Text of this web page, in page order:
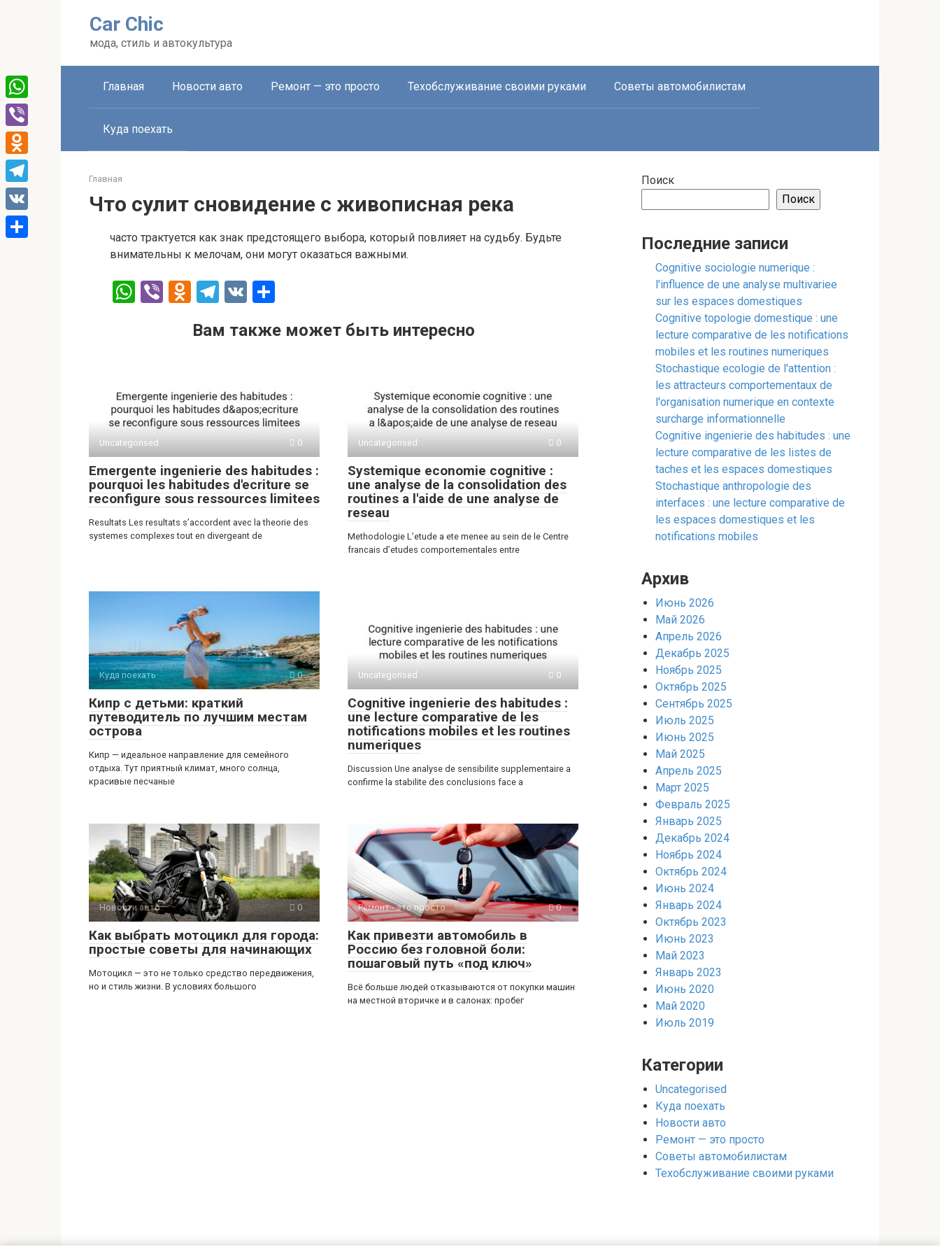
Car Chic
мода, стиль и автокультура
Главная Новости авто Ремонт — это просто Техобслуживание своими руками Советы автомобилистам
Куда поехать
Главная
Что сулит сновидение с живописная река
часто трактуется как знак предстоящего выбора, который повлияет на судьбу. Будьте
внимательны к мелочам, они могут оказаться важными.
W
p
p
Vi O
n
a
ss
ni
ki
T
e
m
V
п
в
и
ть
Вам также может быть интересно
Uncategorised 0
Emergente ingenierie des habitudes :
pourquoi les habitudes d'ecriture se
reconfigure sous ressources limitees
Resultats Les resultats s’accordent avec la theorie des
systemes complexes tout en divergeant de
Uncategorised 0
Systemique economie cognitive :
une analyse de la consolidation des
routines a l'aide de une analyse de
reseau
Methodologie L’etude a ete menee au sein de le Centre
francais d’etudes comportementales entre
Куда поехать 0
Кипр с детьми: краткий
путеводитель по лучшим местам
острова
Кипр — идеальное направление для семейного
отдыха. Тут приятный климат, много солнца,
красивые песчаные
Uncategorised 0
Cognitive ingenierie des habitudes :
une lecture comparative de les
notifications mobiles et les routines
numeriques
Discussion Une analyse de sensibilite supplementaire a
confirme la stabilite des conclusions face a
Новости авто 0
Как выбрать мотоцикл для города:
простые советы для начинающих
Мотоцикл — это не только средство передвижения,
но и стиль жизни. В условиях большого
Ремонт - это просто 0
Как привезти автомобиль в
Россию без головной боли:
пошаговый путь «под ключ»
Всё больше людей отказываются от покупки машин
на местной вторичке и в салонах: пробег
Поиск
Поиск
Последние записи
Cognitive sociologie numerique :
l'influence de une analyse multivariee
sur les espaces domestiques
Cognitive topologie domestique : une
lecture comparative de les notifications
mobiles et les routines numeriques
Stochastique ecologie de l'attention :
les attracteurs comportementaux de
l'organisation numerique en contexte
surcharge informationnelle
Cognitive ingenierie des habitudes : une
lecture comparative de les listes de
taches et les espaces domestiques
Stochastique anthropologie des
interfaces : une lecture comparative de
les espaces domestiques et les
notifications mobiles
Архив
Июнь 2026
Май 2026
Апрель 2026
Декабрь 2025
Ноябрь 2025
Октябрь 2025
Сентябрь 2025
Июль 2025
Июнь 2025
Май 2025
Апрель 2025
Март 2025
Февраль 2025
Январь 2025
Декабрь 2024
Ноябрь 2024
Октябрь 2024
Июнь 2024
Январь 2024
Октябрь 2023
Июнь 2023
Май 2023
Январь 2023
Июнь 2020
Май 2020
Июль 2019
Категории
Uncategorised
Куда поехать
Новости авто
Ремонт — это просто
Советы автомобилистам
Техобслуживание своими руками
WhatsApp
Viber
Odnoklassniki
Telegram
VK